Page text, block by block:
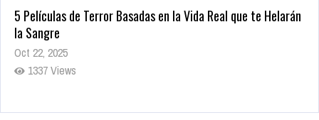
5 Películas de Terror Basadas en la Vida Real que te Helarán
la Sangre
Oct 22, 2025
1337 Views
Revive el terror: El conjuro 4: Últimos ritos ya está disponible